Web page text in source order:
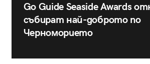
Go Guide Seaside Awards
събират най-доброто по
Черноморието